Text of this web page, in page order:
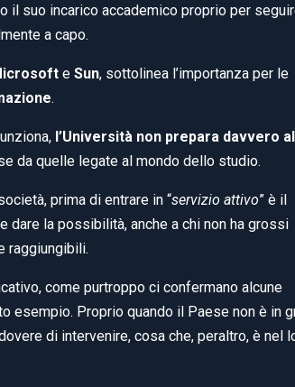
il suo incarico accademico proprio per
a capo.
e Sun, sottolinea l’importanza per le
.
l’Università non prepara davvero
da quelle legate al mondo dello studio.
prima di entrare in “servizio attivo” è il
dare la possibilità, anche a chi non ha grossi
raggiungibili.
come purtroppo ci confermano alcune
esempio. Proprio quando il Paese non è in
di intervenire, cosa che, peraltro, è nel